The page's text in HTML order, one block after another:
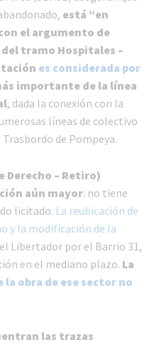
está “en
el argumento de
tramo Hospitales –
es considerada por
importante de la línea
, dada la conexión con la
líneas de colectivo
de Pompeya.
Derecho – Retiro)
aún mayor: no tiene
licitado. La reubicación de
y la modificación de la
Libertador por el Barrio 31,
en el mediano plazo. La
la obra de ese sector no
las trazas